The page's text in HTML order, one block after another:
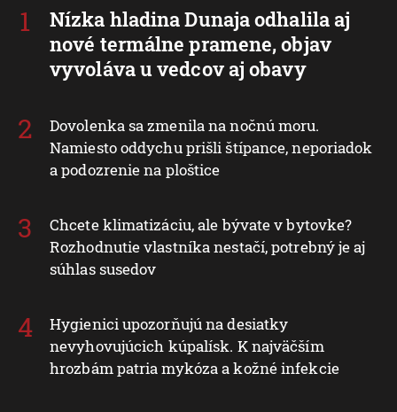
Nízka hladina Dunaja odhalila aj
nové termálne pramene, objav
vyvoláva u vedcov aj obavy
Dovolenka sa zmenila na nočnú moru.
Namiesto oddychu prišli štípance, neporiadok
a podozrenie na ploštice
Chcete klimatizáciu, ale bývate v bytovke?
Rozhodnutie vlastníka nestačí, potrebný je aj
súhlas susedov
Hygienici upozorňujú na desiatky
nevyhovujúcich kúpalísk. K najväčším
hrozbám patria mykóza a kožné infekcie